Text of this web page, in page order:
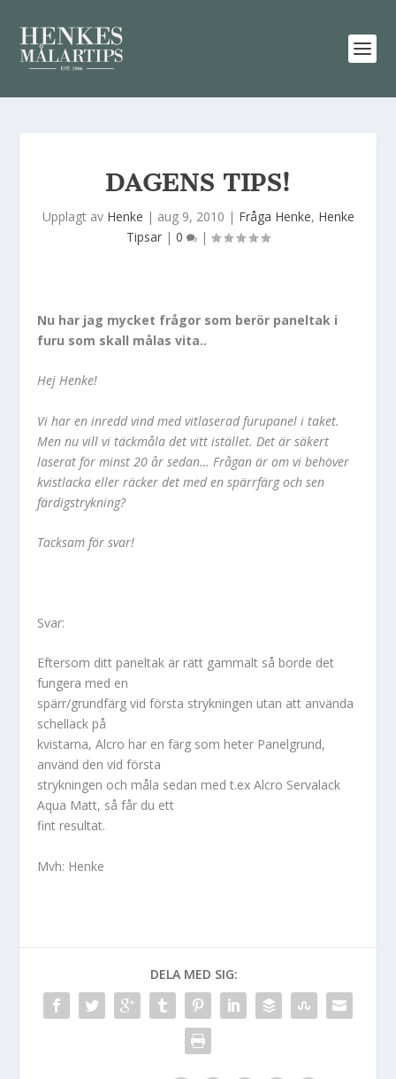
DAGENS TIPS!
Upplagt av Henke | aug 9, 2010 | Fråga Henke, Henke
Tipsar | 0 |
Nu har jag mycket frågor som berör paneltak i
furu som skall målas vita..
Hej Henke!
Vi har en inredd vind med vitlaserad furupanel i taket.
Men nu vill vi täckmåla det vitt istället. Det är säkert
laserat för minst 20 år sedan… Frågan är om vi behöver
kvistlacka eller räcker det med en spärrfärg och sen
färdigstrykning?
Tacksam för svar!
Svar:
Eftersom ditt paneltak är rätt gammalt så borde det
fungera med en
spärr/grundfärg vid första strykningen utan att använda
schellack på
kvistarna, Alcro har en färg som heter Panelgrund,
använd den vid första
strykningen och måla sedan med t.ex Alcro Servalack
Aqua Matt, så får du ett
fint resultat.
Mvh: Henke
DELA MED SIG: